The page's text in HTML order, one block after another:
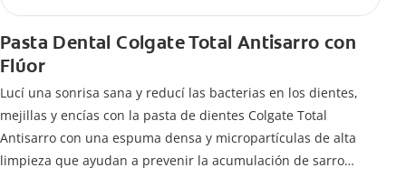
Pasta Dental Colgate Total Antisarro con
Flúor
Lucí una sonrisa sana y reducí las bacterias en los dientes,
mejillas y encías con la pasta de dientes Colgate Total
Antisarro con una espuma densa y micropartículas de alta
limpieza que ayudan a prevenir la acumulación de sarro